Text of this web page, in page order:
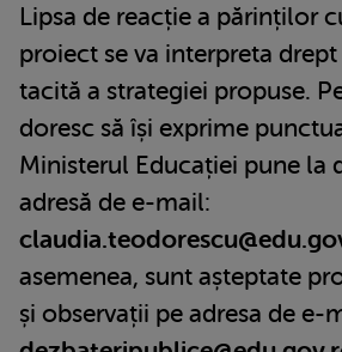
Lipsa de reacție a părinților
proiect se va interpreta
tacită a strategiei propuse.
doresc să își exprime
Ministerul Educației pune la
adresă de e-mail:
asemenea, sunt așteptate
și observații pe adresa de e-